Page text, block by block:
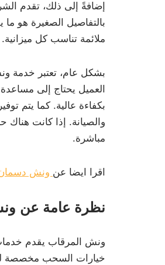
إضافةً إلى ذلك، تقدم
بالتفاصيل الصغيرة هو
ملائمة تناسب كل ميزانية.
بشكل عام، تعتبر خدمة
العميل يحتاج إلى
بكفاءة عالية. كما يتم
والصيانة. إذا كانت
مباشرة.
اقرا ايضا عن ونش
نظرة عامة عن
ونش المرقاب يقدم
خيارات السحب مخصصة